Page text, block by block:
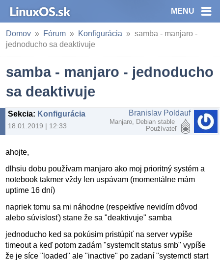
MENU
Domov Fórum Konfigurácia
samba - manjaro -
jednoducho sa deaktivuje
samba - manjaro - jednoducho
sa deaktivuje
Sekcia: Konfigurácia
18.01.2019 | 12:33
Branislav Poldauf
Manjaro, Debian stable
Používateľ
ahojte,
dlhsiu dobu používam manjaro ako moj prioritný systém a
notebook takmer vždy len uspávam (momentálne mám
uptime 16 dní)
napriek tomu sa mi náhodne (respektíve nevidím dôvod
alebo súvislosť) stane že sa "deaktivuje" samba
jednoducho ked sa pokúsim pristúpiť na server vypíše
timeout a keď potom zadám "systemclt status smb" vypíše
že je síce "loaded" ale "inactive" po zadaní "systemctl start